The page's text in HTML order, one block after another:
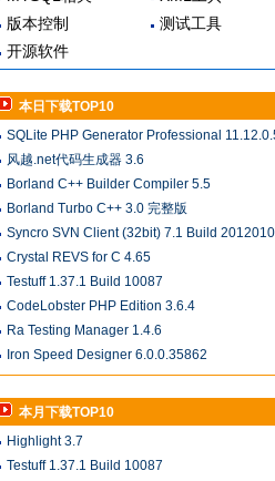
版本控制
测试工具
开源软件
本日下载TOP10
SQLite PHP Generator Professional
风越.net代码生成器 3.6
Borland C++ Builder Compiler 5.5
Borland Turbo C++ 3.0 完整版
Syncro SVN Client (32bit) 7.1 Build
Crystal REVS for C 4.65
Testuff 1.37.1 Build 10087
CodeLobster PHP Edition 3.6.4
Ra Testing Manager 1.4.6
Iron Speed Designer 6.0.0.35862
本月下载TOP10
Highlight 3.7
Testuff 1.37.1 Build 10087